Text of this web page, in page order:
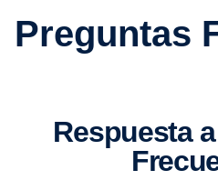
Preguntas
Respuesta a Preguntas